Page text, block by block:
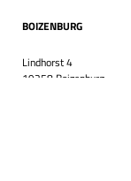
BOIZENBURG
Lindhorst 4
19258 Boizenburg